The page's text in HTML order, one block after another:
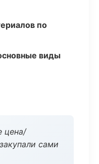
по
виды
цена/
сами